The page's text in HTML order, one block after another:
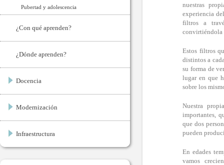
Pubertad y adolescencia
¿Con qué aprenden?
¿Dónde aprenden?
Docencia
Modernización
Infraestructura
nuestras
experiencia
filtros a
convirtiéndola
Estos filtros
distintos a
su forma de
lugar en que
sobre los
Nuestra
importantes,
que dos
pueden
En edades
vamos